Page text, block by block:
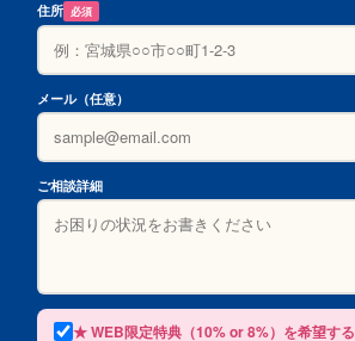
住所 必須
メール（任意）
ご相談詳細
★ WEB限定特典（10% or 8%）を希望する